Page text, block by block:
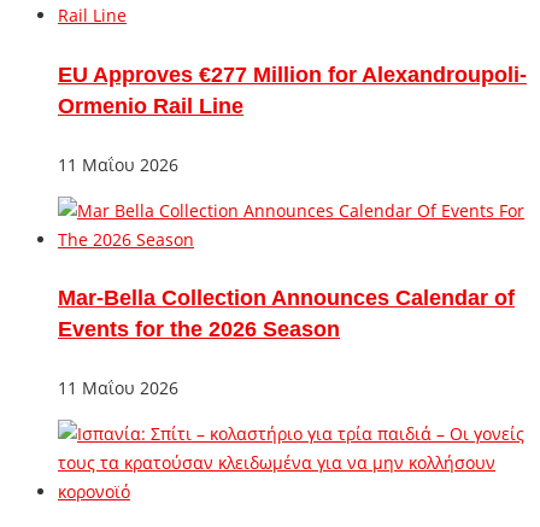
EU Approves €277 Million for Alexandroupoli-
Ormenio Rail Line
11 Μαΐου 2026
Mar-Bella Collection Announces Calendar of
Events for the 2026 Season
11 Μαΐου 2026